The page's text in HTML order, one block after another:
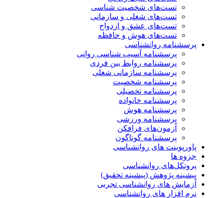
تست‌های شخصیت شناسی
تست‌های شغلی و سازمانی
تست‌های عشق و ازدواج
تست‌های هوش و حافظه
پرسشنامه روانشناسی
پرسشنامه آسیب شناسی روانی
پرسشنامه روابط بین فردی
پرسشنامه سازمانی شغلی
پرسشنامه شخصیت
پرسشنامه تحصیلی
پرسشنامه خانواده
پرسشنامه هوش
پرسشنامه ورزشی
آزمون‌های فرافکن
پرسشنامه گوناگون
پاورپوینت های روانشناسی
جزوه ها
پروتکل‌های روانشناسی
پیشینه پژوهش (پیشینه تحقیق)
آزمایش های روانشناسی تجربی
نرم افزار های روانشناسی